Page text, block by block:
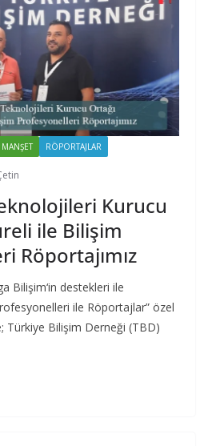
MANŞET RÖPORTAJLAR
Kurucu
ile Bilişim
Röportajımız
Bilişim‘in destekleri ile
ile Röportajlar” özel
Türkiye Bilişim Derneği (TBD)